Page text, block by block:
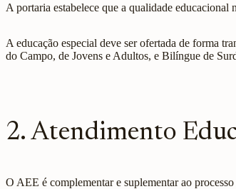
A portaria estabelece que a qualidade
A educação especial deve ser ofertada de forma
do Campo, de Jovens e Adultos, e Bilíngue de
2. Atendimento
O AEE é complementar e suplementar ao